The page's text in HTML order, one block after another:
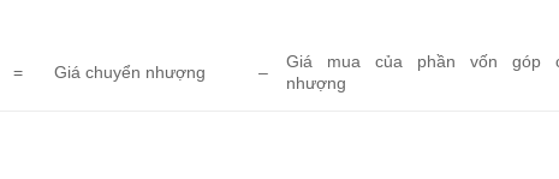
= Giá chuyển nhượng –
Giá mua của phần vốn góp
nhượng